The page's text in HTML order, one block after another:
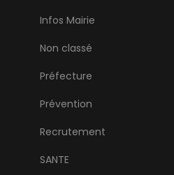
Infos Mairie
Non classé
Préfecture
Prévention
Recrutement
SANTE